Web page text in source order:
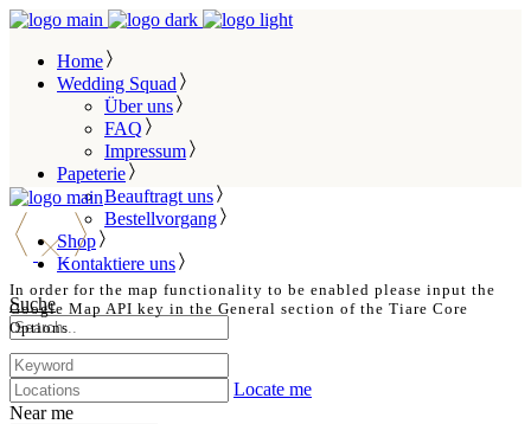
Home
Wedding Squad
Über uns
FAQ
Impressum
Papeterie
Beauftragt uns
Bestellvorgang
Shop
Kontaktiere uns
Suche
In order for the map functionality to be enabled please input the
Google Map API key in the General section of the Tiare Core
Options
Locate me
Near me